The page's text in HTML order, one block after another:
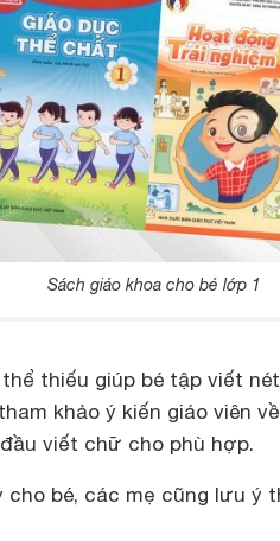
Sách giáo khoa cho bé lớp 1
thiếu giúp bé tập viết
khảo ý kiến giáo viên
viết chữ cho phù hợp.
cho bé, các mẹ cũng lưu ý